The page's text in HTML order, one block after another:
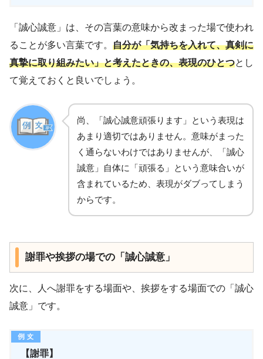
「誠心誠意」は、その言葉の意味から改まった場で使われ
ることが多い言葉です。 自分が「気持ちを入れて、真剣に
真摯に取り組みたい」と考えたときの、表現のひとつとし
て覚えておくと良いでしょう。
尚、「誠心誠意頑張ります」という表現は
あまり適切ではありません。意味がまった
く通らないわけではありませんが、「誠心
誠意」自体に「頑張る」という意味合いが
含まれているため、表現がダブってしまう
からです。
謝罪や挨拶の場での「誠心誠意」
次に、人へ謝罪をする場面や、挨拶をする場面での「誠心
誠意」です。
【謝罪】